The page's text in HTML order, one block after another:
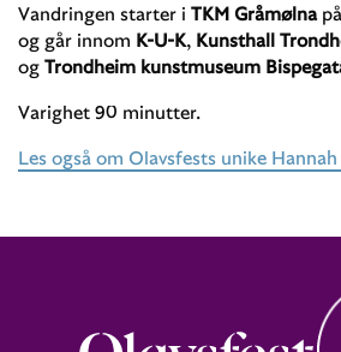
Vandringen starter i TKM Gråmølna
og går innom K-U-K, Kunsthall
og Trondheim kunstmuseum
Varighet 90 minutter.
Les også om Olavsfests unike